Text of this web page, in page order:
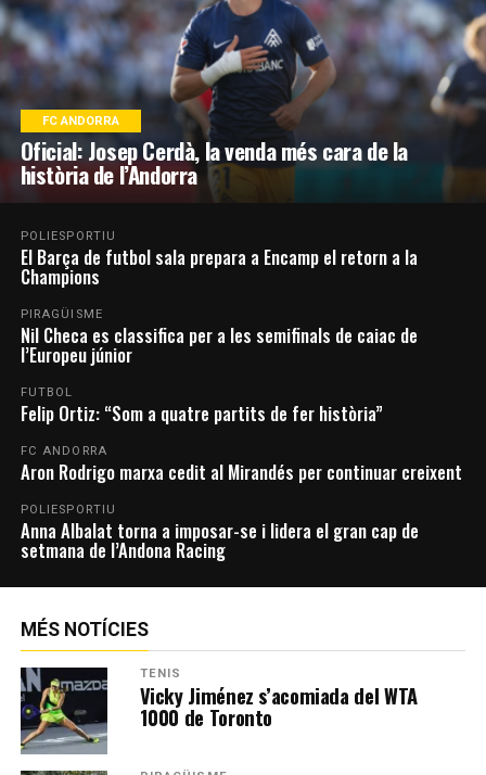
FC ANDORRA
Oficial: Josep Cerdà, la venda més cara de la
història de l’Andorra
POLIESPORTIU
El Barça de futbol sala prepara a Encamp el retorn a la
Champions
PIRAGÜISME
Nil Checa es classifica per a les semifinals de caiac de
l’Europeu júnior
FUTBOL
Felip Ortiz: “Som a quatre partits de fer història”
FC ANDORRA
Aron Rodrigo marxa cedit al Mirandés per continuar creixent
POLIESPORTIU
Anna Albalat torna a imposar-se i lidera el gran cap de
setmana de l’Andona Racing
MÉS NOTÍCIES
TENIS
Vicky Jiménez s’acomiada del WTA
1000 de Toronto